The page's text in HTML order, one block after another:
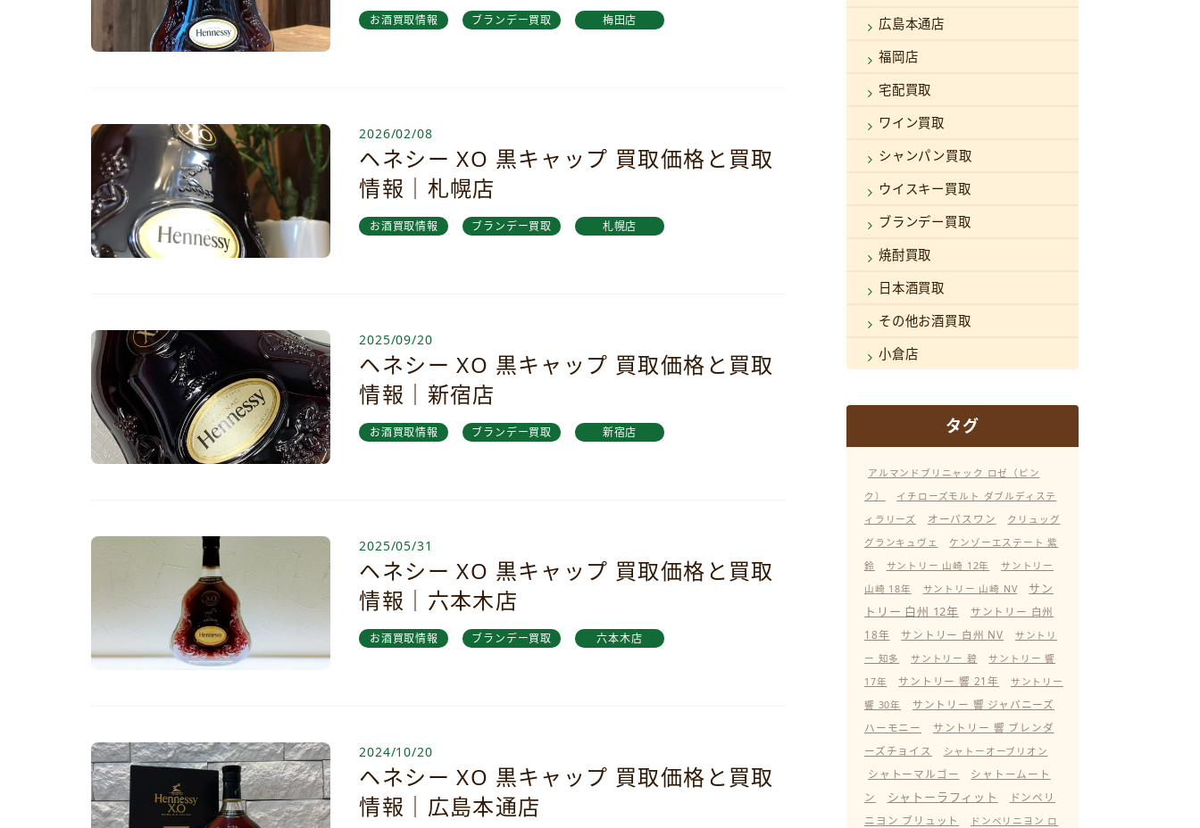
お酒買取情報 ブランデー買取 梅田店
2026/02/08
ヘネシー XO 黒キャップ 買取価格と買取
情報｜札幌店
お酒買取情報 ブランデー買取 札幌店
2025/09/20
ヘネシー XO 黒キャップ 買取価格と買取
情報｜新宿店
お酒買取情報 ブランデー買取 新宿店
2025/05/31
ヘネシー XO 黒キャップ 買取価格と買取
情報｜六本木店
お酒買取情報 ブランデー買取 六本木店
2024/10/20
ヘネシー XO 黒キャップ 買取価格と買取
情報｜広島本通店
広島本通店
福岡店
宅配買取
ワイン買取
シャンパン買取
ウイスキー買取
ブランデー買取
焼酎買取
日本酒買取
その他お酒買取
小倉店
タグ
アルマンドブリニャック ロゼ（ピン
ク）
イチローズモルト ダブルディステ
ィラリーズ
オーパスワン
クリュッグ
グランキュヴェ
ケンゾーエステート 紫
鈴
サントリー 山崎 12年
サントリー
山崎 18年
サントリー 山崎 NV
サン
トリー 白州 12年
サントリー 白州
18年
サントリー 白州 NV
サントリ
ー 知多
サントリー 碧
サントリー 響
17年
サントリー 響 21年
サントリー
響 30年
サントリー 響 ジャパニーズ
ハーモニー
サントリー 響 ブレンダ
ーズチョイス
シャトーオーブリオン
シャトーマルゴー
シャトームート
ン
シャトーラフィット
ドンペリ
ニヨン ブリュット
ドンペリニヨン ロ